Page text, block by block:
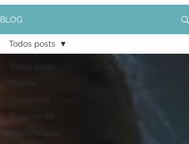
BLOG
Todos posts
Piolhos
Prevenção
Tratamento
Comunidade
Todos posts